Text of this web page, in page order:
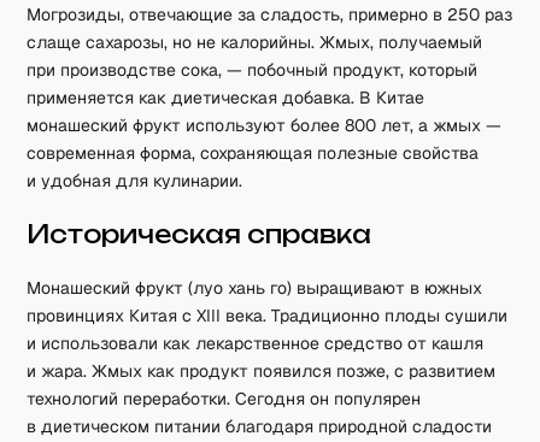
Могрозиды, отвечающие за сладость, примерно в 250 раз
слаще сахарозы, но не калорийны. Жмых, получаемый
при производстве сока, — побочный продукт, который
применяется как диетическая добавка. В Китае
монашеский фрукт используют более 800 лет, а жмых —
современная форма, сохраняющая полезные свойства
и удобная для кулинарии.
Историческая справка
Монашеский фрукт (луо хань го) выращивают в южных
провинциях Китая с XIII века. Традиционно плоды сушили
и использовали как лекарственное средство от кашля
и жара. Жмых как продукт появился позже, с развитием
технологий переработки. Сегодня он популярен
в диетическом питании благодаря природной сладости